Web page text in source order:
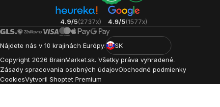
4.9/5(2737x) 4.9/5(1577x)
Nájdete nás v 10 krajinách Európy:
SK
Copyright 2026 BrainMarket.sk. Všetky práva vyhradené.
Zásady spracovania osobných údajovObchodné podmienky
CookiesVytvoril Shoptet Premium